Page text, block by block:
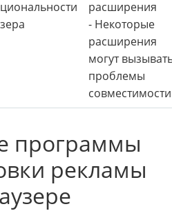
расширения
- Некоторые
расширения
могут
проблемы
совместимости
программы
рекламы